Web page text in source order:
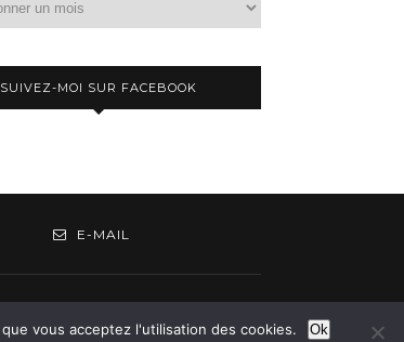
SUIVEZ-MOI SUR FACEBOOK
E-MAIL
vous acceptez l'utilisation des cookies. Ok